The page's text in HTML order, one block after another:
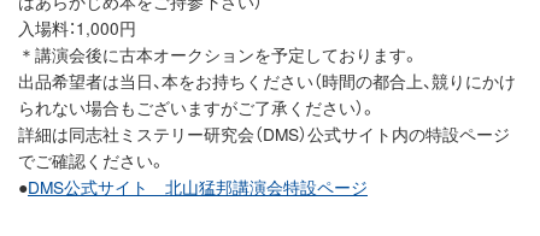
入場料：1,000円
＊講演会後に古本オークションを予定しております。
出品希望者は当日、本をお持ちください（時間の都合上、競りにかけ
られない場合もございますがご了承ください）。
詳細は同志社ミステリー研究会（DMS）公式サイト内の特設ページ
でご確認ください。
●DMS公式サイト 北山猛邦講演会特設ページ